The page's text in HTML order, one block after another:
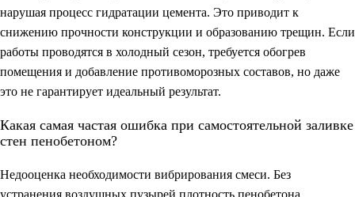
нарушая процесс гидратации цемента. Это приводит к
снижению прочности конструкции и образованию трещин. Если
работы проводятся в холодный сезон, требуется обогрев
помещения и добавление противоморозных составов, но даже
это не гарантирует идеальный результат.
Какая самая частая ошибка при самостоятельной заливке
стен пенобетоном?
Недооценка необходимости вибрирования смеси. Без
устранения воздушных пузырей плотность пенобетона